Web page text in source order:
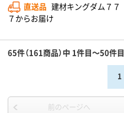
直送品 建材キングダム７７
７からお届け
65件（161商品）中 1件目～50件目
1
前のページへ